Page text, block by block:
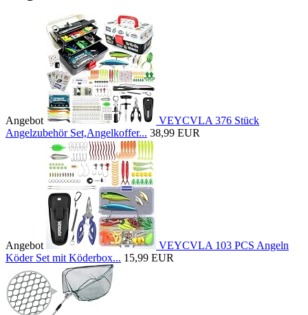
Angebot
VEYCVLA 376 Stück
Angelzubehör Set,Angelkoffer... 38,99 EUR
Angebot
VEYCVLA 103 PCS Angeln
Köder Set mit Köderbox... 15,99 EUR